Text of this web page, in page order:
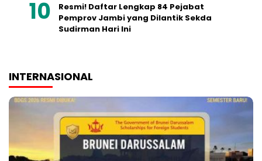
Resmi! Daftar Lengkap 84 Pejabat
Pemprov Jambi yang Dilantik Sekda
Sudirman Hari Ini
INTERNASIONAL